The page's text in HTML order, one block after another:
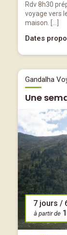
Rdv 8h30
voyage vers
maison. […]
Dates
Gandalha
Une
7 jours /
à partir de